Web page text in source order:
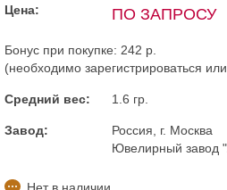
Цена: ПО ЗАПРОСУ
Бонус при покупке: 242 р.
(необходимо зарегистрироваться или
Средний вес: 1.6 гр.
Завод:
Россия, г. Москва
Ювелирный завод